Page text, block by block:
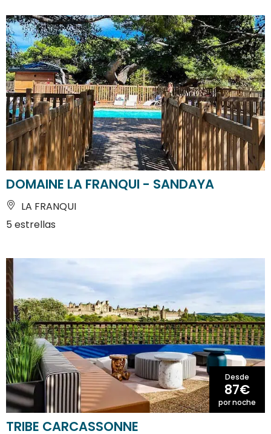
DOMAINE LA FRANQUI - SANDAYA
LA FRANQUI
5 estrellas
Desde
87€
por noche
TRIBE CARCASSONNE